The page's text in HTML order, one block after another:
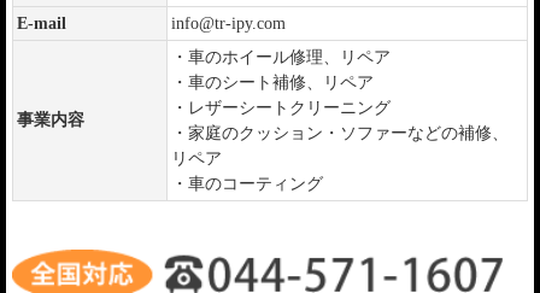
E-mail
info@tr-ipy.com
事業内容
・車のホイール修理、リペア
・車のシート補修、リペア
・レザーシートクリーニング
・家庭のクッション・ソファーなどの補修、
リペア
・車のコーティング